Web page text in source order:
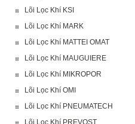
Lõi Lọc Khí KSI
Lõi Lọc Khí MARK
Lõi Lọc Khí MATTEI OMAT
Lõi Lọc Khí MAUGUIERE
Lõi Lọc Khí MIKROPOR
Lõi Lọc Khí OMI
Lõi Lọc Khí PNEUMATECH
Lõi Lọc Khí PREVOST